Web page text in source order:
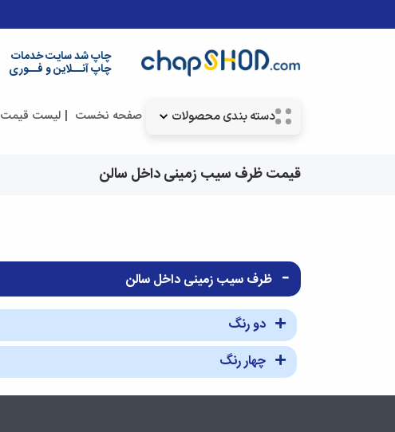
چاپ شد سایت خدمات
چاپ آنــلاین و فــوری
دسته بندی محصولات صفحه نخست لیست قیمت
قیمت ظرف سیب زمینی داخل سالن
ظرف سیب زمینی داخل سالن
دو رنگ
چهار رنگ